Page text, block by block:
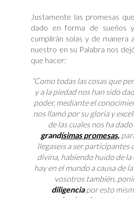
Justamente las promesas
dado en forma de sueños
cumplirán solas y de manera
nuestro en su Palabra nos
que hacer:
“Como todas las cosas que
y a la piedad nos han sido
poder, mediante el
nos llamó por su gloria y
de las cuales nos ha dado
grandísimas promesas,
llegaseis a ser participantes
divina, habiendo huido de
hay en el mundo a causa de
vosotros también,
diligenciapor esto